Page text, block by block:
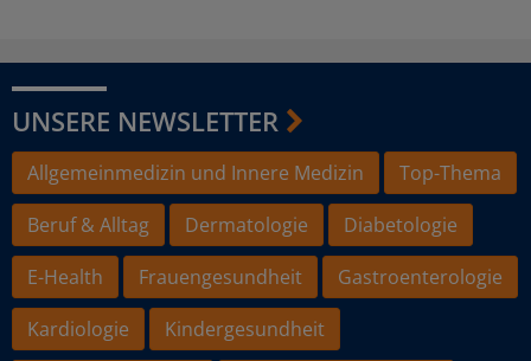
UNSERE NEWSLETTER
Allgemeinmedizin und Innere Medizin
Top-Thema
Beruf & Alltag
Dermatologie
Diabetologie
E-Health
Frauengesundheit
Gastroenterologie
Kardiologie
Kindergesundheit